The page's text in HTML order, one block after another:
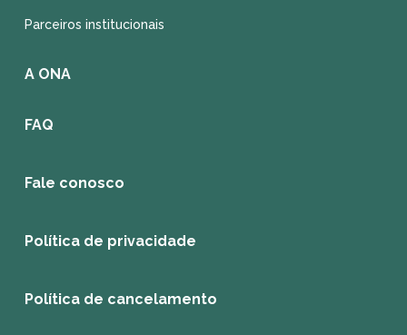
Parceiros institucionais
A ONA
FAQ
Fale conosco
Política de privacidade
Política de cancelamento